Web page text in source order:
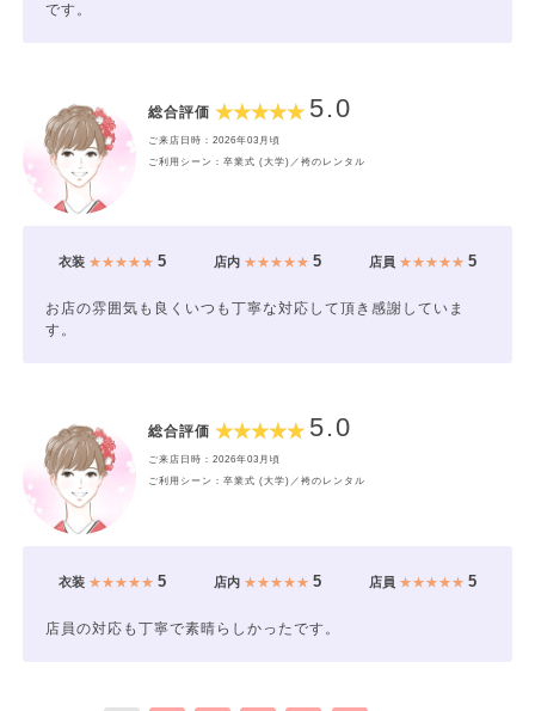
です。
総合評価 5.0
ご来店日時：2026年03月頃
ご利用シーン：卒業式 (大学)／袴のレンタル
衣装★★★★★ 5 店内★★★★★ 5 店員 ★★★★★5
お店の雰囲気も良くいつも丁寧な対応して頂き感謝していま
す。
総合評価 5.0
ご来店日時：2026年03月頃
ご利用シーン：卒業式 (大学)／袴のレンタル
衣装★★★★★ 5 店内★★★★★ 5 店員 ★★★★★5
店員の対応も丁寧で素晴らしかったです。